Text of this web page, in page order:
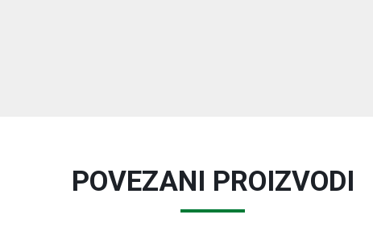
POVEZANI PROIZVODI